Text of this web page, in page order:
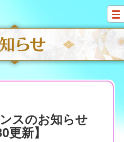
スのお知らせ
更新】